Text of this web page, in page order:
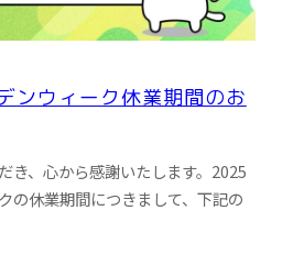
ンウィーク休業期間のお
き、心から感謝いたします。2025
の休業期間につきまして、下記の